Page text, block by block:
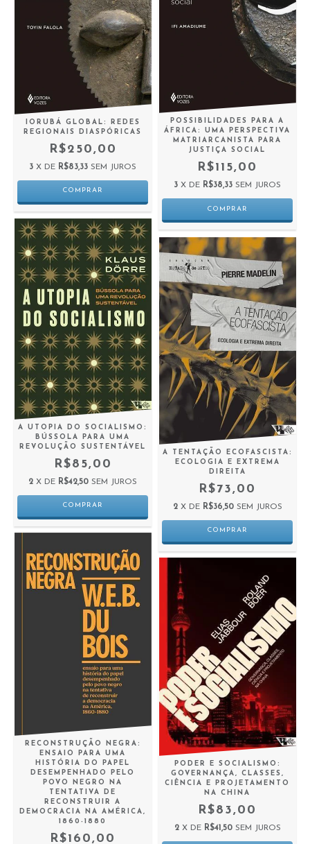
IORUBÁ GLOBAL: REDES
REGIONAIS DIASPÓRICAS
R$250,00
3 X DE R$83,33 SEM JUROS
POSSIBILIDADES PARA A
ÁFRICA: UMA PERSPECTIVA
MATRIARCANISTA PARA
JUSTIÇA SOCIAL
R$115,00
3 X DE R$38,33 SEM JUROS
A UTOPIA DO SOCIALISMO:
BÚSSOLA PARA UMA
REVOLUÇÃO SUSTENTÁVEL
R$85,00
2 X DE R$42,50 SEM JUROS
A TENTAÇÃO ECOFASCISTA:
ECOLOGIA E EXTREMA
DIREITA
R$73,00
2 X DE R$36,50 SEM JUROS
RECONSTRUÇÃO NEGRA:
ENSAIO PARA UMA
HISTÓRIA DO PAPEL
DESEMPENHADO PELO
POVO NEGRO NA
TENTATIVA DE
RECONSTRUIR A
DEMOCRACIA NA AMÉRICA,
1860-1880
R$160,00
PODER E SOCIALISMO:
GOVERNANÇA, CLASSES,
CIÊNCIA E PROJETAMENTO
NA CHINA
R$83,00
2 X DE R$41,50 SEM JUROS